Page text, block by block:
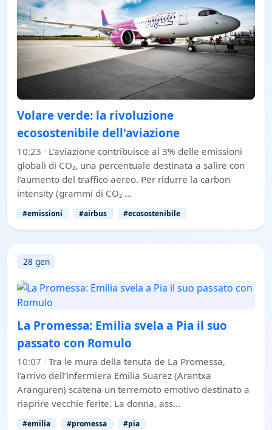
Volare verde: la rivoluzione
ecosostenibile dell'aviazione
10:23 · L'aviazione contribuisce al 3% delle emissioni
globali di CO₂, una percentuale destinata a salire con
l'aumento del traffico aereo. Per ridurre la carbon
intensity (grammi di CO₂ …
#emissioni #airbus #ecosostenibile
28 gen
La Promessa: Emilia svela a Pia il suo
passato con Romulo
10:07 · Tra le mura della tenuta de La Promessa,
l’arrivo dell’infermiera Emilia Suarez (Arantxa
Aranguren) scatena un terremoto emotivo destinato a
riaprire vecchie ferite. La donna, ass…
#emilia #promessa #pia